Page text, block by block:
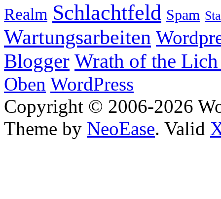
Realm Schlachtfeld Spam
Wartungsarbeiten
Blogger Wrath of the
Oben WordPress
Copyright © 2006-2026
Theme by NeoEase. Valid